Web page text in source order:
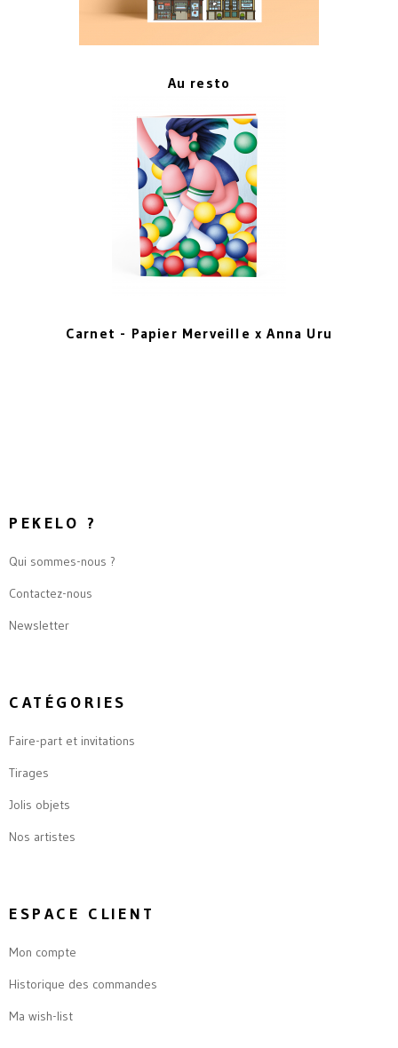
Au resto
Carnet - Papier Merveille x Anna Uru
PEKELO ?
Qui sommes-nous ?
Contactez-nous
Newsletter
CATÉGORIES
Faire-part et invitations
Tirages
Jolis objets
Nos artistes
ESPACE CLIENT
Mon compte
Historique des commandes
Ma wish-list